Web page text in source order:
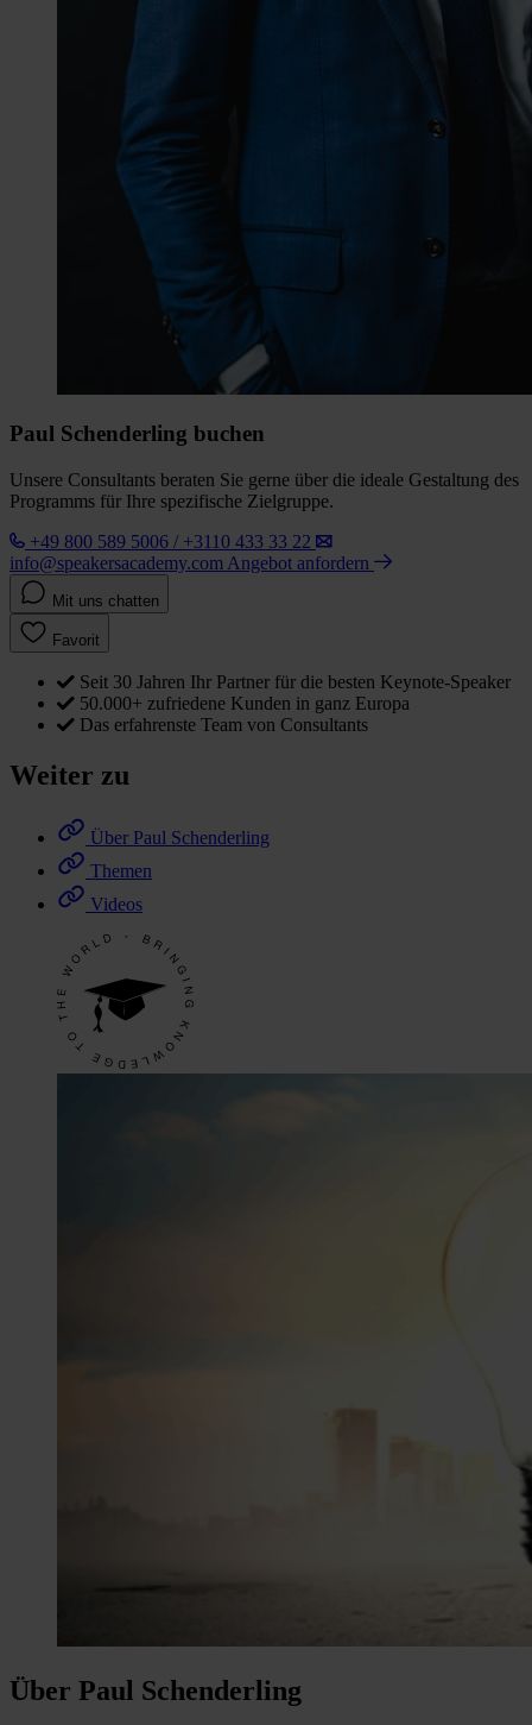
Paul Schenderling buchen
Unsere Consultants beraten Sie gerne über die ideale Gestaltung des
Programms für Ihre spezifische Zielgruppe.
+49 800 589 5006 / +3110 433 33 22
info@speakersacademy.com Angebot anfordern
Mit uns chatten
Favorit
Seit 30 Jahren Ihr Partner für die besten Keynote-Speaker
50.000+ zufriedene Kunden in ganz Europa
Das erfahrenste Team von Consultants
Weiter zu
Über Paul Schenderling
Themen
Videos
Über Paul Schenderling